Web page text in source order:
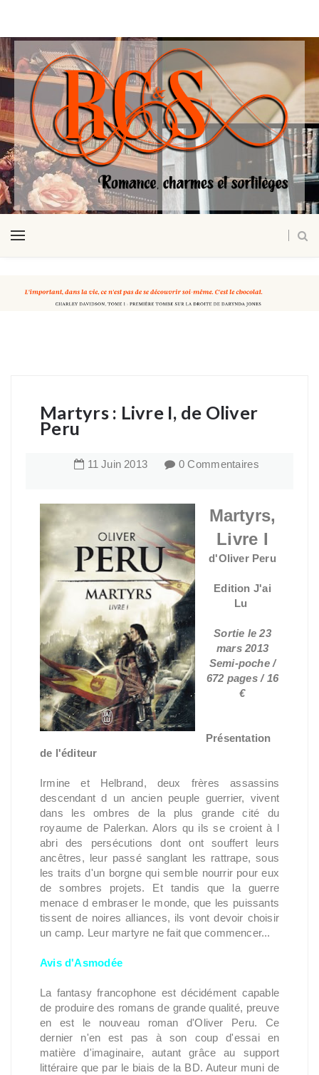
Martyrs : Livre I, de Oliver
Peru
11 Juin 2013 0 Commentaires
Martyrs,
Livre I
d'Oliver Peru
Edition J'ai
Lu
Sortie le 23
mars 2013
Semi-poche /
672 pages / 16
€
Présentation
de l'éditeur
Irmine et Helbrand, deux frères assassins
descendant d un ancien peuple guerrier, vivent
dans les ombres de la plus grande cité du
royaume de Palerkan. Alors qu ils se croient à l
abri des persécutions dont ont souffert leurs
ancêtres, leur passé sanglant les rattrape, sous
les traits d'un borgne qui semble nourrir pour eux
de sombres projets. Et tandis que la guerre
menace d embraser le monde, que les puissants
tissent de noires alliances, ils vont devoir choisir
un camp. Leur martyre ne fait que commencer...
Avis d'Asmodée
La fantasy francophone est décidément capable
de produire des romans de grande qualité, preuve
en est le nouveau roman d'Oliver Peru. Ce
dernier n'en est pas à son coup d'essai en
matière d'imaginaire, autant grâce au support
littéraire que par le biais de la BD. Auteur muni de